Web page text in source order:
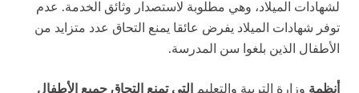
لشهادات الميلاد، وهي مطلوبة لاستصدار وثائق الخدمة. عدم
توفر شهادات الميلاد يفرض عائقا يمنع التحاق عدد متزايد من
الأطفال الذين بلغوا سن المدرسة.
أنظمة وزارة التربية والتعليم التي تمنع التحاق جميع الأطفال